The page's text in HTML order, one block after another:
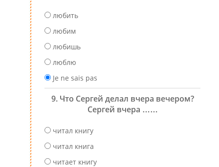
любить
любим
любишь
люблю
Je ne sais pas
9. Что Сергей делал вчера вечером?
Сергей вчера ……
читал книгу
читал книга
читает книгу